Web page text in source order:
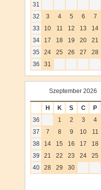
31
32
3 4 5 6 7
33
10 11 12 13 14
34
17 18 19 20 21
35
24 25 26 27 28
36
31
Szeptember 2026
H K S C P
36
1 2 3 4
37
7 8 9 10 11
38
14 15 16 17 18
39
21 22 23 24 25
40
28 29 30